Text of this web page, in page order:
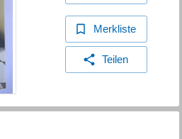
Merkliste
Teilen